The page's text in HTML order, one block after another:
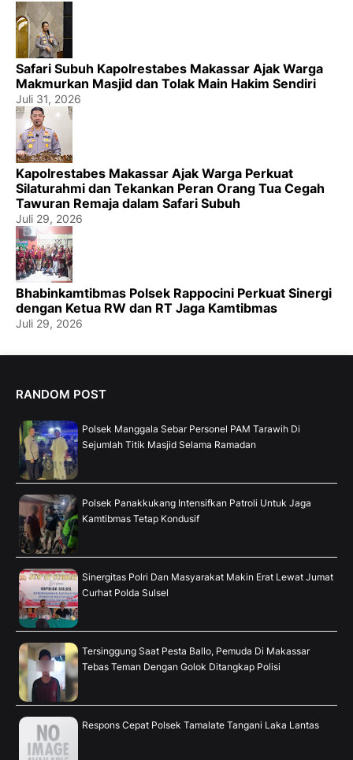
Safari Subuh Kapolrestabes Makassar Ajak Warga
Makmurkan Masjid dan Tolak Main Hakim Sendiri
Juli 31, 2026
Kapolrestabes Makassar Ajak Warga Perkuat
Silaturahmi dan Tekankan Peran Orang Tua Cegah
Tawuran Remaja dalam Safari Subuh
Juli 29, 2026
Bhabinkamtibmas Polsek Rappocini Perkuat Sinergi
dengan Ketua RW dan RT Jaga Kamtibmas
Juli 29, 2026
RANDOM POST
Polsek Manggala Sebar Personel PAM Tarawih Di
Sejumlah Titik Masjid Selama Ramadan
Polsek Panakkukang Intensifkan Patroli Untuk Jaga
Kamtibmas Tetap Kondusif
Sinergitas Polri Dan Masyarakat Makin Erat Lewat Jumat
Curhat Polda Sulsel
Tersinggung Saat Pesta Ballo, Pemuda Di Makassar
Tebas Teman Dengan Golok Ditangkap Polisi
Respons Cepat Polsek Tamalate Tangani Laka Lantas